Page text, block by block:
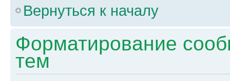
Вернуться к началу
Форматирование
тем